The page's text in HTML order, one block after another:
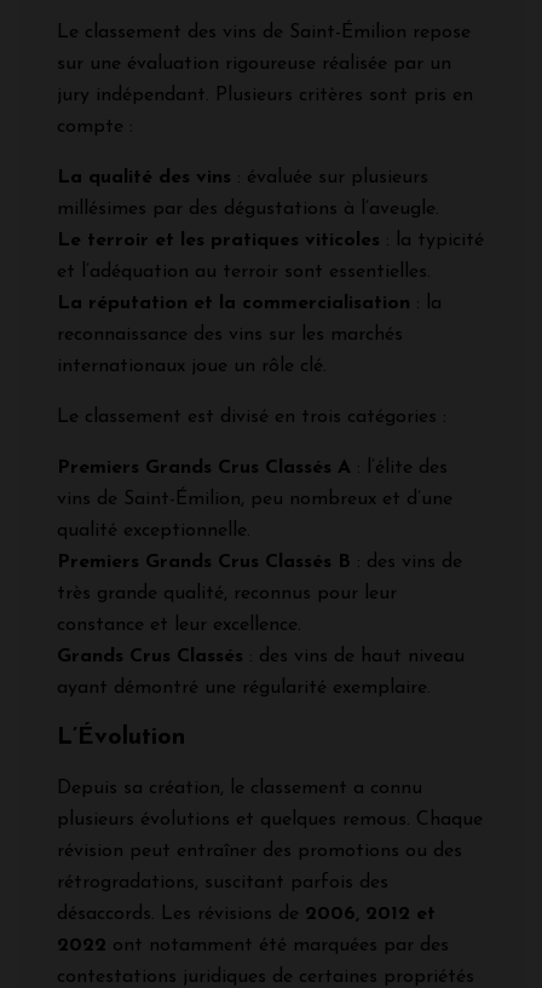
Le classement des vins de Saint-Émilion repose
sur une évaluation rigoureuse réalisée par un
jury indépendant. Plusieurs critères sont pris en
compte :
La qualité des vins : évaluée sur plusieurs
millésimes par des dégustations à l’aveugle.
Le terroir et les pratiques viticoles : la typicité
et l’adéquation au terroir sont essentielles.
La réputation et la commercialisation : la
reconnaissance des vins sur les marchés
internationaux joue un rôle clé.
Le classement est divisé en trois catégories :
Premiers Grands Crus Classés A : l’élite des
vins de Saint-Émilion, peu nombreux et d’une
qualité exceptionnelle.
Premiers Grands Crus Classés B : des vins de
très grande qualité, reconnus pour leur
constance et leur excellence.
Grands Crus Classés : des vins de haut niveau
ayant démontré une régularité exemplaire.
L’Évolution
Depuis sa création, le classement a connu
plusieurs évolutions et quelques remous. Chaque
révision peut entraîner des promotions ou des
rétrogradations, suscitant parfois des
désaccords. Les révisions de 2006, 2012 et
2022 ont notamment été marquées par des
contestations juridiques de certaines propriétés